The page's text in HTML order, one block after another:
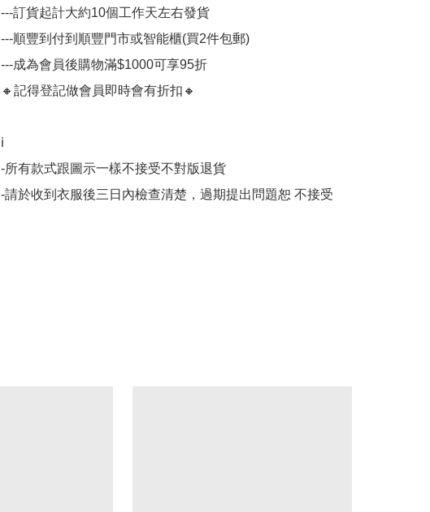
---訂貨起計大約10個工作天左右發貨
---順豐到付到順豐門市或智能櫃(買2件包郵)
---成為會員後購物滿$1000可享95折
🔸記得登記做會員即時會有折扣🔸
ℹ️
-所有款式跟圖示一樣不接受不對版退貨
-請於收到衣服後三日內檢查清楚，過期提出問題恕 不接受